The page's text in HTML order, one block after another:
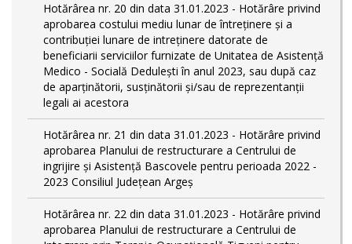
Hotărârea nr. 20 din data 31.01.2023 - Hotărâre privind
aprobarea costului mediu lunar de întreţinere şi a
contribuţiei lunare de intreţinere datorate de
beneficiarii serviciilor furnizate de Unitatea de Asistenţă
Medico - Socială Deduleşti în anul 2023, sau după caz
de aparţinătorii, susţinătorii şi/sau de reprezentanţii
legali ai acestora
Hotărârea nr. 21 din data 31.01.2023 - Hotărâre privind
aprobarea Planului de restructurare a Centrului de
ingrijire şi Asistenţă Bascovele pentru perioada 2022 -
2023 Consiliul Judeţean Argeş
Hotărârea nr. 22 din data 31.01.2023 - Hotărâre privind
aprobarea Planului de restructurare a Centrului de